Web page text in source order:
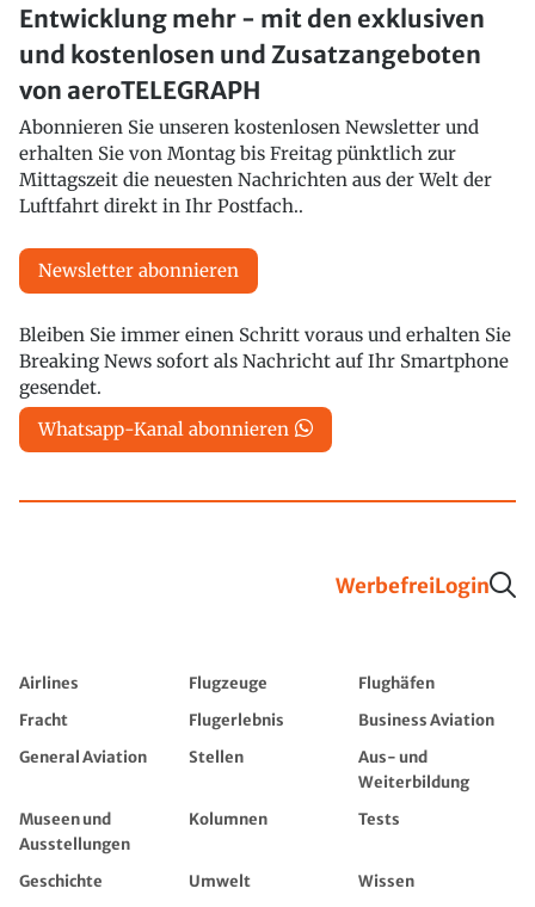
Entwicklung mehr - mit den exklusiven
und kostenlosen und Zusatzangeboten
von aeroTELEGRAPH
Abonnieren Sie unseren kostenlosen Newsletter und
erhalten Sie von Montag bis Freitag pünktlich zur
Mittagszeit die neuesten Nachrichten aus der Welt der
Luftfahrt direkt in Ihr Postfach..
Newsletter abonnieren
Bleiben Sie immer einen Schritt voraus und erhalten Sie
Breaking News sofort als Nachricht auf Ihr Smartphone
gesendet.
Whatsapp-Kanal abonnieren
WerbefreiLogin
Airlines Flugzeuge
Flughäfen
Fracht
Flugerlebnis
Business Aviation
General Aviation
Stellen
Aus- und
Weiterbildung
Museen und
Ausstellungen
Kolumnen Tests
Geschichte Umwelt
Wissen